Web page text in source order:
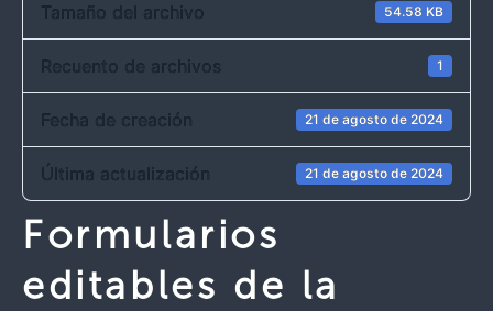
Tamaño del archivo 54.58 KB
Recuento de archivos 1
Fecha de creación 21 de agosto de 2024
Última actualización 21 de agosto de 2024
Formularios
editables de la